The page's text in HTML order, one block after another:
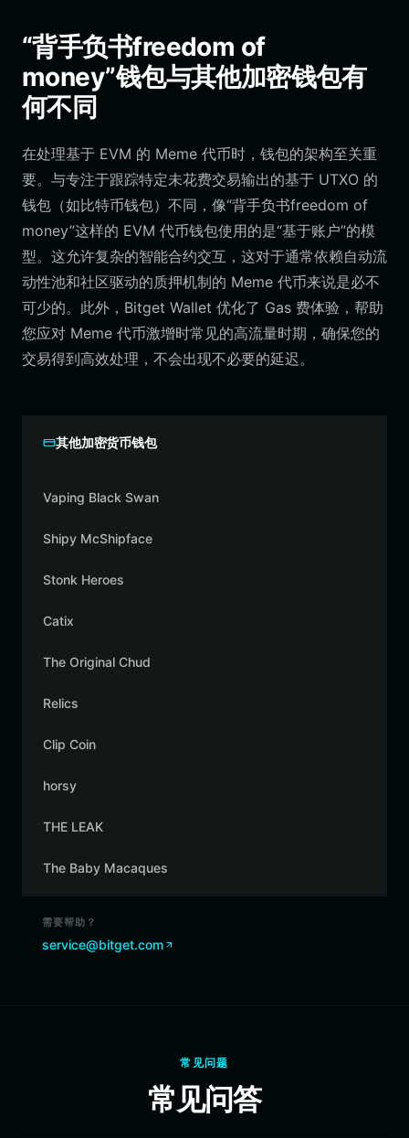
“背手负书freedom of
money”钱包与其他加密钱包有
何不同
在处理基于 EVM 的 Meme 代币时，钱包的架构至关重
要。与专注于跟踪特定未花费交易输出的基于 UTXO 的
钱包（如比特币钱包）不同，像“背手负书freedom of
money”这样的 EVM 代币钱包使用的是“基于账户”的模
型。这允许复杂的智能合约交互，这对于通常依赖自动流
动性池和社区驱动的质押机制的 Meme 代币来说是必不
可少的。此外，Bitget Wallet 优化了 Gas 费体验，帮助
您应对 Meme 代币激增时常见的高流量时期，确保您的
交易得到高效处理，不会出现不必要的延迟。
其他加密货币钱包
Vaping Black Swan
Shipy McShipface
Stonk Heroes
Catix
The Original Chud
Relics
Clip Coin
horsy
THE LEAK
The Baby Macaques
需要帮助？
service@bitget.com
常见问题
常见问答